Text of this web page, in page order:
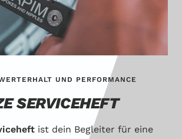
UND PERFORMANCE
SERVICEHEFT
ist dein Begleiter für eine